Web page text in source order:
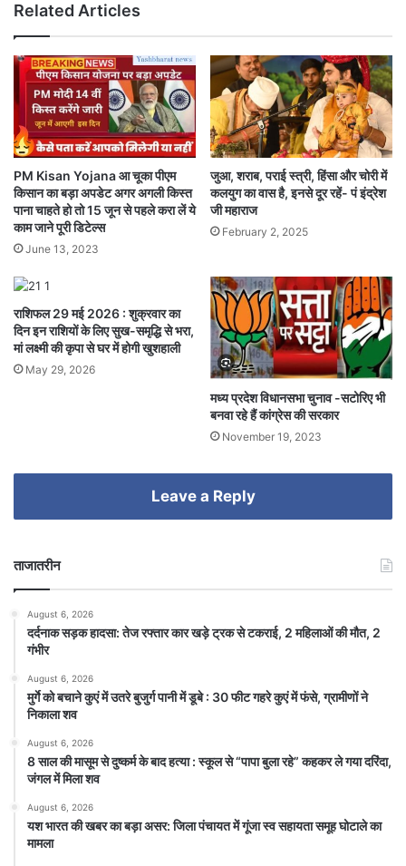
Related Articles
PM Kisan Yojana आ चूका पीएम
किसान का बड़ा अपडेट अगर अगली किस्त
पाना चाहते हो तो 15 जून से पहले करा लें ये
काम जाने पूरी डिटेल्स
June 13, 2023
जुआ, शराब, पराई स्त्री, हिंसा और चोरी में
कलयुग का वास है, इनसे दूर रहें- पं इंद्रेश
जी महाराज
February 2, 2025
राशिफल 29 मई 2026 : शुक्रवार का
दिन इन राशियों के लिए सुख-समृद्धि से भरा,
मां लक्ष्मी की कृपा से घर में होगी खुशहाली
May 29, 2026
मध्य प्रदेश विधानसभा चुनाव -सटोरिए भी
बनवा रहे हैं कांग्रेस की सरकार
November 19, 2023
Leave a Reply
ताजातरीन
August 6, 2026
दर्दनाक सड़क हादसा: तेज रफ्तार कार खड़े ट्रक से टकराई, 2 महिलाओं की मौत, 2
गंभीर
August 6, 2026
मुर्गे को बचाने कुएं में उतरे बुजुर्ग पानी में डूबे : 30 फीट गहरे कुएं में फंसे, ग्रामीणों ने
निकाला शव
August 6, 2026
8 साल की मासूम से दुष्कर्म के बाद हत्या : स्कूल से “पापा बुला रहे” कहकर ले गया दरिंदा,
जंगल में मिला शव
August 6, 2026
यश भारत की खबर का बड़ा असर: जिला पंचायत में गूंजा स्व सहायता समूह घोटाले का
मामला